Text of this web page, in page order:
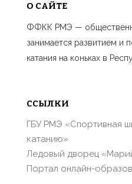
О САЙТЕ
ФФКК РМЭ —
занимается развитием и
катания на коньках в
ССЫЛКИ
ГБУ РМЭ «Спортивная
катанию»
Ледовый дворец
Портал онлайн-